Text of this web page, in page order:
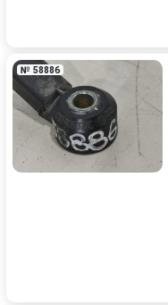
№ 58886